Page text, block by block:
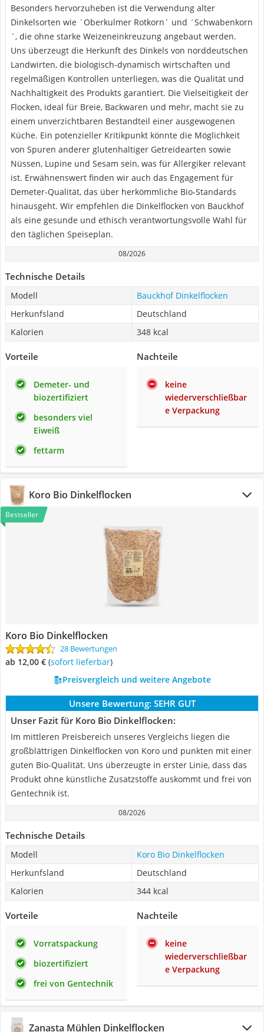
Besonders hervorzuheben ist die Verwendung alter
Dinkelsorten wie ´Oberkulmer Rotkorn´ und ´Schwabenkorn
´, die ohne starke Weizeneinkreuzung angebaut werden.
Uns überzeugt die Herkunft des Dinkels von norddeutschen
Landwirten, die biologisch-dynamisch wirtschaften und
regelmäßigen Kontrollen unterliegen, was die Qualität und
Nachhaltigkeit des Produkts garantiert. Die Vielseitigkeit der
Flocken, ideal für Breie, Backwaren und mehr, macht sie zu
einem unverzichtbaren Bestandteil einer ausgewogenen
Küche. Ein potenzieller Kritikpunkt könnte die Möglichkeit
von Spuren anderer glutenhaltiger Getreidearten sowie
Nüssen, Lupine und Sesam sein, was für Allergiker relevant
ist. Erwähnenswert finden wir auch das Engagement für
Demeter-Qualität, das über herkömmliche Bio-Standards
hinausgeht. Wir empfehlen die Dinkelflocken von Bauckhof
als eine gesunde und ethisch verantwortungsvolle Wahl für
den täglichen Speiseplan.
08/2026
Technische Details
Modell
Bauckhof Dinkelflocken
Herkunfsland
Deutschland
Kalorien
348 kcal
Vorteile
Demeter- und
biozertifiziert
besonders viel
Eiweiß
fettarm
Nachteile
keine
wiederverschließbar
e Verpackung
Koro Bio Dinkelflocken
Bestseller
Koro Bio Dinkelflocken
28 Bewertungen
ab 12,00 € ( Sofort lieferbar)
Preisvergleich und weitere Angebote
Unsere Bewertung: SEHR GUT
Unser Fazit für Koro Bio Dinkelflocken:
Im mittleren Preisbereich unseres Vergleichs liegen die
großblättrigen Dinkelflocken von Koro und punkten mit einer
guten Bio-Qualität. Uns überzeugte in erster Linie, dass das
Produkt ohne künstliche Zusatzstoffe auskommt und frei von
Gentechnik ist.
08/2026
Technische Details
Modell
Koro Bio Dinkelflocken
Herkunfsland
Deutschland
Kalorien
344 kcal
Vorteile
Vorratspackung
biozertifiziert
frei von Gentechnik
Nachteile
keine
wiederverschließbar
e Verpackung
Zanasta Mühlen Dinkelflocken